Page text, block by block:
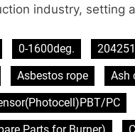
industry, setting
0-1600deg.
Asbestos rope Ash
PC